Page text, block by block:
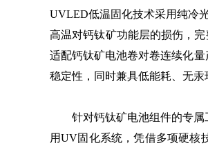
UVLED低温固化技术采用纯冷
高温对钙钛矿功能层的损伤，
适配钙钛矿电池卷对卷连续化
稳定性，同时兼具低能耗、无汞
针对钙钛矿电池组件的专属
用UV固化系统，凭借多项硬核